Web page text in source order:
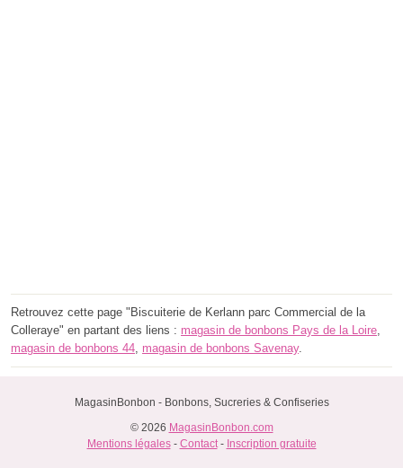
Retrouvez cette page "Biscuiterie de Kerlann parc Commercial de la
Colleraye" en partant des liens : magasin de bonbons Pays de la Loire,
magasin de bonbons 44, magasin de bonbons Savenay.
MagasinBonbon - Bonbons, Sucreries & Confiseries
© 2026 MagasinBonbon.com
Mentions légales- Contact- Inscription gratuite